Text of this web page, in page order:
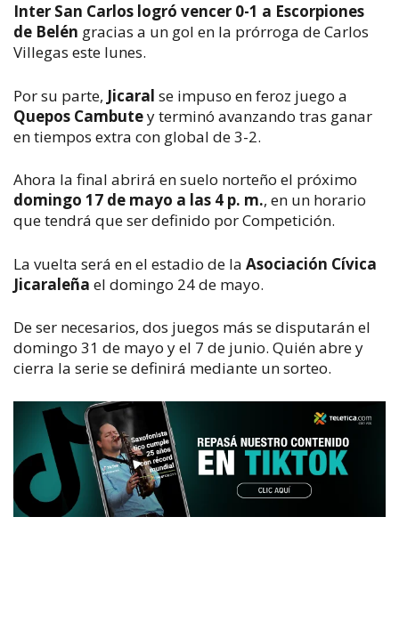
Inter San Carlos logró vencer 0-1 a Escorpiones
de Belén gracias a un gol en la prórroga de Carlos
Villegas este lunes.
Por su parte, Jicaral se impuso en feroz juego a
Quepos Cambutey terminó avanzando tras ganar
en tiempos extra con global de 3-2.
Ahora la final abrirá en suelo norteño el próximo
domingo 17 de mayo a las 4 p. m., en un horario
que tendrá que ser definido por Competición.
La vuelta será en el estadio de la Asociación Cívica
Jicaraleña el domingo 24 de mayo.
De ser necesarios, dos juegos más se disputarán el
domingo 31 de mayo y el 7 de junio. Quién abre y
cierra la serie se definirá mediante un sorteo.